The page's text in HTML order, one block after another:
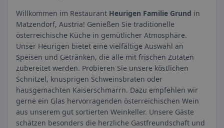
Willkommen im Restaurant Heurigen Familie Grund in
Matzendorf, Austria! Genießen Sie traditionelle
österreichische Küche in gemütlicher Atmosphäre.
Unser Heurigen bietet eine vielfältige Auswahl an
Speisen und Getränken, die alle mit frischen Zutaten
zubereitet werden. Probieren Sie unsere köstlichen
Schnitzel, knusprigen Schweinsbraten oder
hausgemachten Kaiserschmarrn. Dazu empfehlen wir
gerne ein Glas hervorragenden österreichischen Wein
aus unserem gut sortierten Weinkeller. Unsere Gäste
schätzen besonders die herzliche Gastfreundschaft und